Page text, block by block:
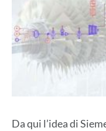
Da qui l’idea di